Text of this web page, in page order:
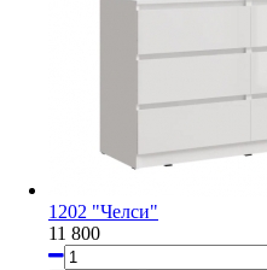
1202 "Челси"
11 800